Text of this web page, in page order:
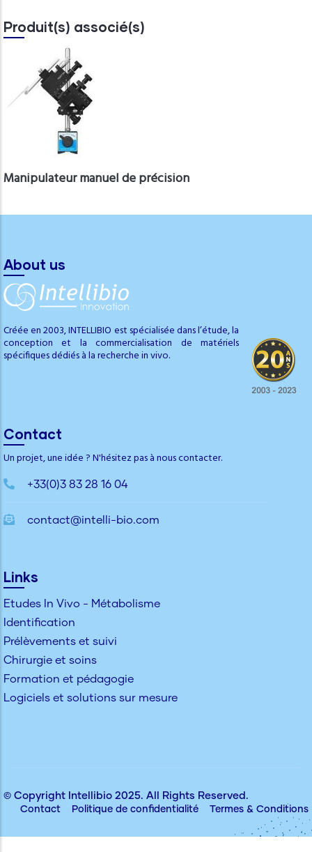
Produit(s) associé(s)
Manipulateur manuel de précision
About us
Créée en 2003, INTELLIBIO est spécialisée dans l’étude, la
conception et la commercialisation de matériels
spécifiques dédiés à la recherche in vivo.
Contact
Un projet, une idée ? N'hésitez pas à nous contacter.
+33(0)3 83 28 16 04
contact@intelli-bio.com
Links
Etudes In Vivo - Métabolisme
Identification
Prélèvements et suivi
Chirurgie et soins
Formation et pédagogie
Logiciels et solutions sur mesure
© Copyright Intellibio 2025. All Rights Reserved.
Contact Politique de confidentialité Termes & Conditions